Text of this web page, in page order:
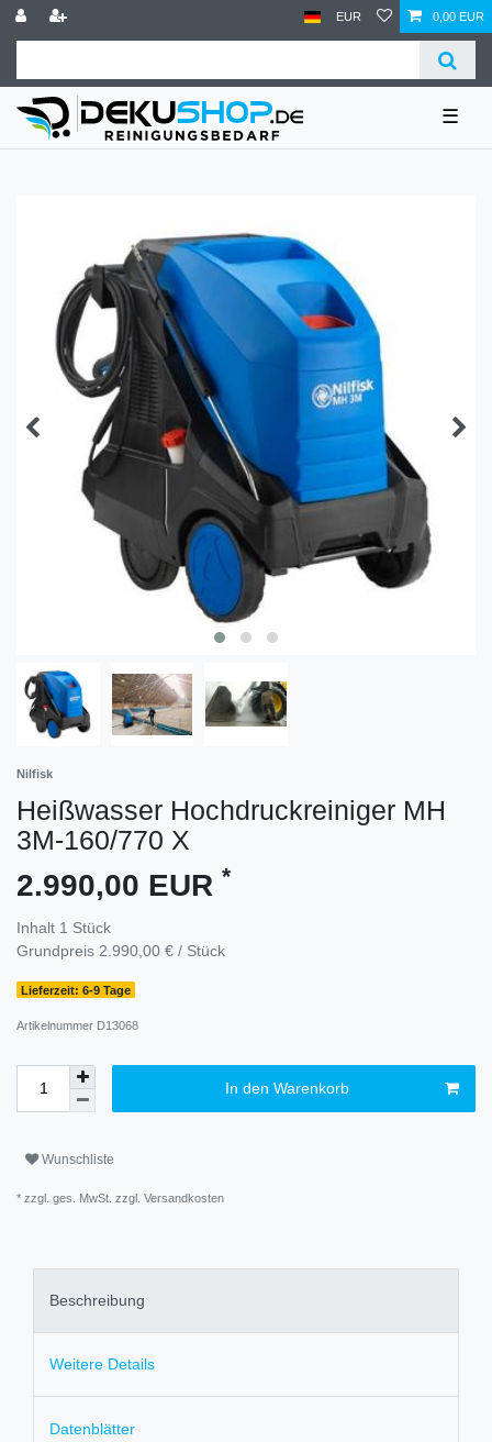
EUR 0,00 EUR
☰
Nilfisk
Heißwasser Hochdruckreiniger MH
3M-160/770 X
2.990,00 EUR *
Inhalt 1 Stück
Grundpreis 2.990,00 € / Stück
Lieferzeit: 6-9 Tage
Artikelnummer D13068
In den Warenkorb
Wunschliste
* zzgl. ges. MwSt. zzgl. Versandkosten
Beschreibung
Weitere Details
Datenblätter